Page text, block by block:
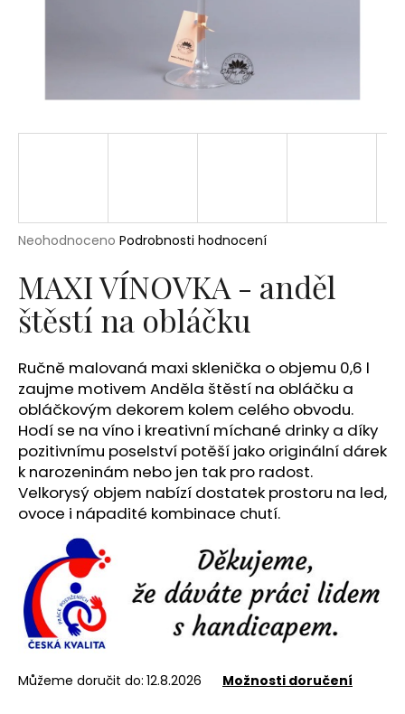
Průměrné
produktu
je
0,0
z
hvězdiček.
Neohodnoceno Podrobnosti hodnocení
MAXI VÍNOVKA - anděl
štěstí na obláčku
Ručně malovaná maxi sklenička o objemu 0,6 l
zaujme motivem Anděla štěstí na obláčku a
obláčkovým dekorem kolem celého obvodu.
Hodí se na víno i kreativní míchané drinky a díky
pozitivnímu poselství potěší jako originální dárek
k narozeninám nebo jen tak pro radost.
Velkorysý objem nabízí dostatek prostoru na led,
ovoce i nápadité kombinace chutí.
Můžeme doručit do: 12.8.2026 Možnosti doručení
D
o
p
r
u
č
u
j
e
m
e
NEREZOVÁ
LŽIČKA
-
NA
ZAKÁZKU
17
PLATBA
PŘEDEM